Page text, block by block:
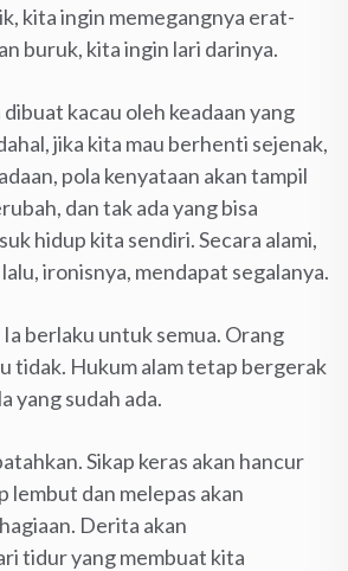
kita ingin memegangnya erat-
buruk, kita ingin lari darinya.
kacau oleh keadaan yang
jika kita mau berhenti sejenak,
pola kenyataan akan tampil
dan tak ada yang bisa
hidup kita sendiri. Secara alami,
ironisnya, mendapat segalanya.
Ia berlaku untuk semua. Orang
tidak. Hukum alam tetap bergerak
yang sudah ada.
Sikap keras akan hancur
lembut dan melepas akan
Derita akan
tidur yang membuat kita